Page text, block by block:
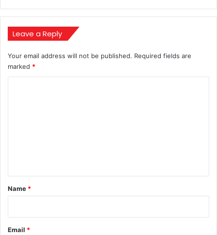
ने
बनाई
पहचान
Leave a Reply
Your email address will not be published. Required fields are
marked *
*
Name *
Email *